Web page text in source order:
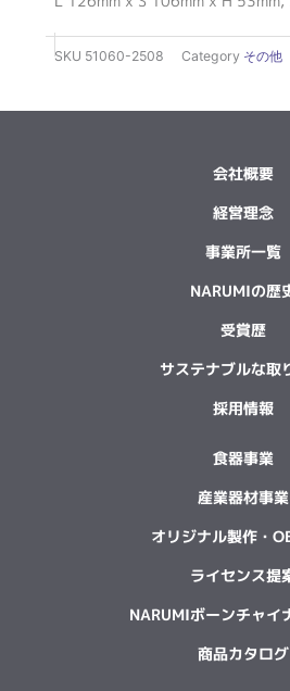
SKU 51060-2508 Category その他
会社概要
経営理念
事業所一覧
NARUMIの歴
受賞歴
サステナブルな取
採用情報
食器事業
産業器材事業
オリジナル製作・
ライセンス提
NARUMIボーンチャイ
商品カタログ